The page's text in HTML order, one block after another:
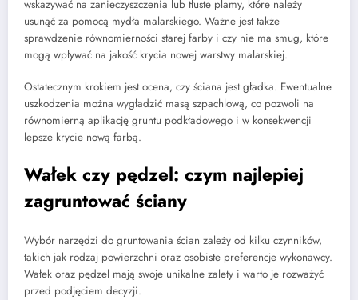
wskazywać na zanieczyszczenia lub tłuste plamy, które należy
usunąć za pomocą mydła malarskiego. Ważne jest także
sprawdzenie równomierności starej farby i czy nie ma smug, które
mogą wpływać na jakość krycia nowej warstwy malarskiej.
Ostatecznym krokiem jest ocena, czy ściana jest gładka. Ewentualne
uszkodzenia można wygładzić masą szpachlową, co pozwoli na
równomierną aplikację gruntu podkładowego i w konsekwencji
lepsze krycie nową farbą.
Wałek czy pędzel: czym najlepiej
zagruntować ściany
Wybór narzędzi do gruntowania ścian zależy od kilku czynników,
takich jak rodzaj powierzchni oraz osobiste preferencje wykonawcy.
Wałek oraz pędzel mają swoje unikalne zalety i warto je rozważyć
przed podjęciem decyzji.